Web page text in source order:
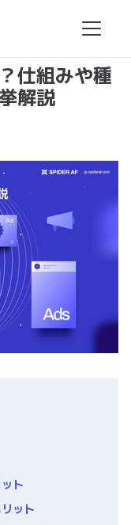
仕組みや種
解説
ト
ット